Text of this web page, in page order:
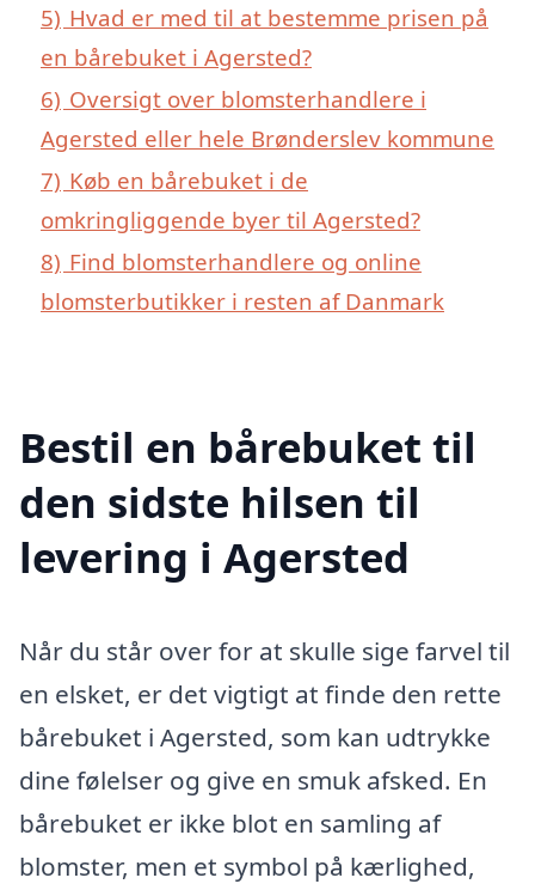
5) Hvad er med til at bestemme prisen på
en bårebuket i Agersted?
6) Oversigt over blomsterhandlere i
Agersted eller hele Brønderslev kommune
7) Køb en bårebuket i de
omkringliggende byer til Agersted?
8) Find blomsterhandlere og online
blomsterbutikker i resten af Danmark
Bestil en bårebuket til
den sidste hilsen til
levering i Agersted
Når du står over for at skulle sige farvel til
en elsket, er det vigtigt at finde den rette
bårebuket i Agersted, som kan udtrykke
dine følelser og give en smuk afsked. En
bårebuket er ikke blot en samling af
blomster, men et symbol på kærlighed,